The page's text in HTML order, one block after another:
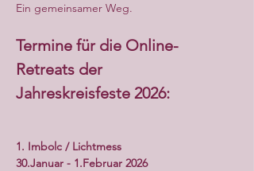
Ein gemeinsamer Weg.
Termine für die Online-
Retreats der
Jahreskreisfeste 2026:
1. Imbolc / Lichtmess
30.Januar - 1.Februar 2026